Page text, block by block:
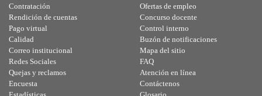
Contratación
Rendición de cuentas
Pago virtual
Calidad
Ofertas de empleo
Concurso docente
Control interno
Buzón de notificaciones
Correo institucional
Redes Sociales
Quejas y reclamos
Encuesta
Mapa del sitio
FAQ
Atención en línea
Contáctenos